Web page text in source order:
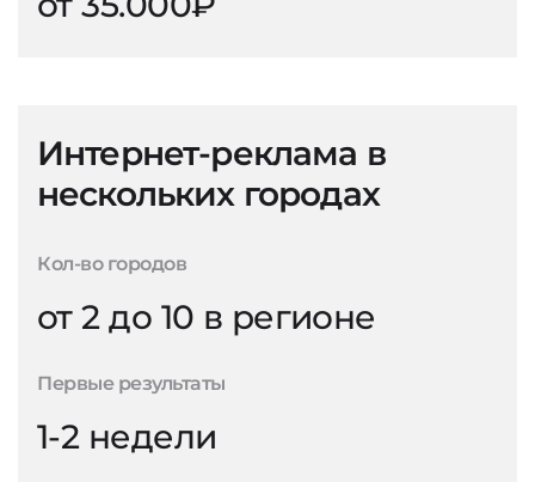
Интернет-реклама в
нескольких городах
Кол-во городов
от 2 до 10 в регионе
Первые результаты
1-2 недели